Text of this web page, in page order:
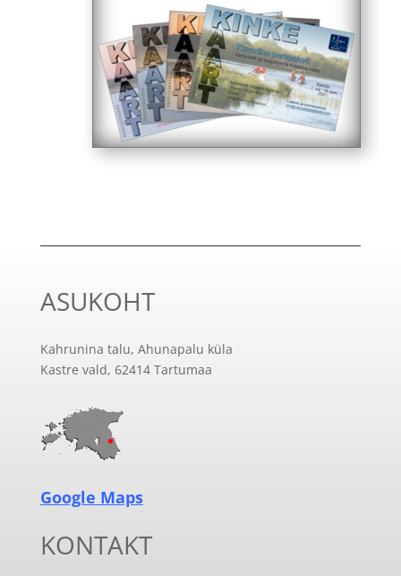
ASUKOHT
Kahrunina talu, Ahunapalu küla
Kastre vald, 62414 Tartumaa
Google Maps
KONTAKT